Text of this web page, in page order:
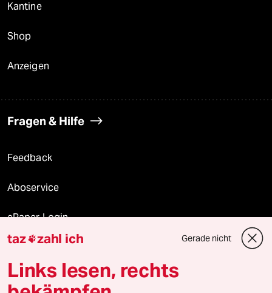
Kantine
Shop
Anzeigen
Fragen & Hilfe
Feedback
Aboservice
ePaper Login
Downloads für Abonnierende
taz zahl ich Gerade nicht
Links lesen, rechts